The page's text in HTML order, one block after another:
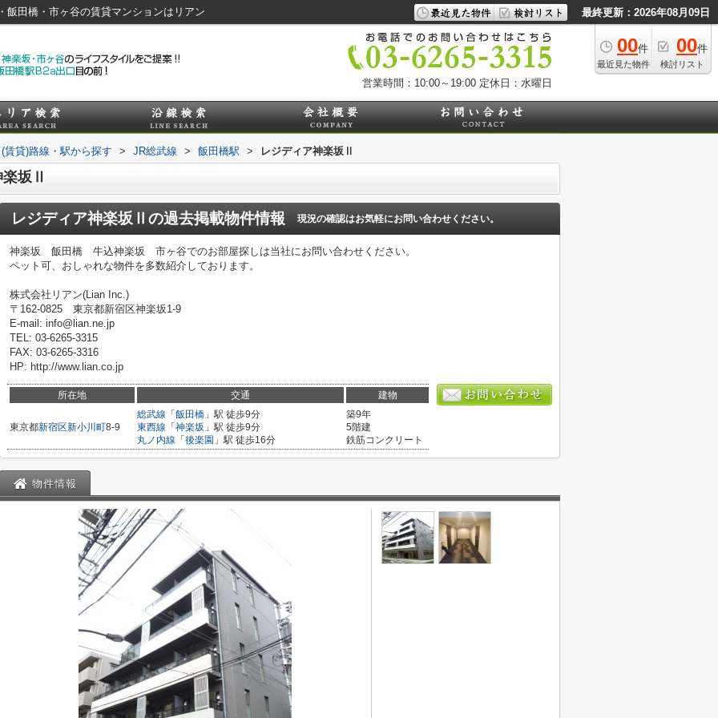
田橋・市ヶ谷の賃貸マンションはリアン 最終更新：2026年08月09日
00件
最近見た物件
00件
検討リスト
営業時間：10:00～19:00 定休日：水曜日
(賃貸)路線・駅から探す > JR総武線 > 飯田橋駅 > レジディア神楽坂Ⅱ
坂Ⅱ
レジディア神楽坂Ⅱ の過去掲載物件情報 現況の確認はお気軽にお問い合わせください。
神楽坂 飯田橋 牛込神楽坂 市ヶ谷でのお部屋探しは当社にお問い合わせください。
ペット可、おしゃれな物件を多数紹介しております。
株式会社リアン(Lian Inc.)
〒162-0825 東京都新宿区神楽坂1-9
E-mail: info@lian.ne.jp
TEL: 03-6265-3315
FAX: 03-6265-3316
HP: http://www.lian.co.jp
所在地 交通 建物
東京都新宿区新小川町8-9
総武線 「 飯田橋 」駅 徒歩9分
東西線 「 神楽坂 」駅 徒歩9分
丸ノ内線 「 後楽園 」駅 徒歩16分
築9年
5階建
鉄筋コンクリート
物件情報